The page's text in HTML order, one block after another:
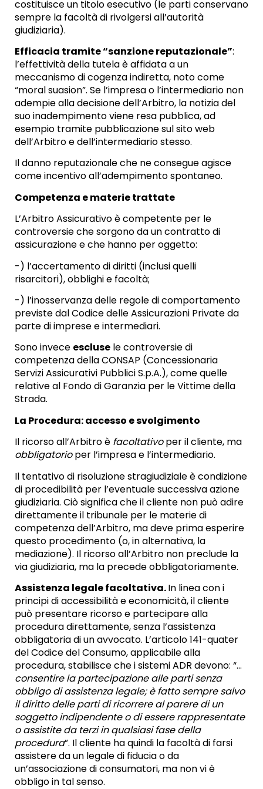
costituisce un titolo esecutivo (le parti conservano
sempre la facoltà di rivolgersi all’autorità
giudiziaria).
Efficacia tramite “sanzione reputazionale”:
l’effettività della tutela è affidata a un
meccanismo di cogenza indiretta, noto come
“moral suasion”. Se l’impresa o l’intermediario non
adempie alla decisione dell’Arbitro, la notizia del
suo inadempimento viene resa pubblica, ad
esempio tramite pubblicazione sul sito web
dell’Arbitro e dell’intermediario stesso.
Il danno reputazionale che ne consegue agisce
come incentivo all’adempimento spontaneo.
Competenza e materie trattate
L’Arbitro Assicurativo è competente per le
controversie che sorgono da un contratto di
assicurazione e che hanno per oggetto:
-) l’accertamento di diritti (inclusi quelli
risarcitori), obblighi e facoltà;
-) l’inosservanza delle regole di comportamento
previste dal Codice delle Assicurazioni Private da
parte di imprese e intermediari.
Sono invece escluse le controversie di
competenza della CONSAP (Concessionaria
Servizi Assicurativi Pubblici S.p.A.), come quelle
relative al Fondo di Garanzia per le Vittime della
Strada.
La Procedura: accesso e svolgimento
Il ricorso all’Arbitro è facoltativoper il cliente, ma
obbligatorioper l’impresa e l’intermediario.
Il tentativo di risoluzione stragiudiziale è condizione
di procedibilità per l’eventuale successiva azione
giudiziaria. Ciò significa che il cliente non può adire
direttamente il tribunale per le materie di
competenza dell’Arbitro, ma deve prima esperire
questo procedimento (o, in alternativa, la
mediazione). Il ricorso all’Arbitro non preclude la
via giudiziaria, ma la precede obbligatoriamente.
Assistenza legale facoltativa.In linea con i
principi di accessibilità e economicità, il cliente
può presentare ricorso e partecipare alla
procedura direttamente, senza l’assistenza
obbligatoria di un avvocato. L’articolo 141-quater
del Codice del Consumo, applicabile alla
procedura, stabilisce che i sistemi ADR devono: “…
consentire la partecipazione alle parti senza
obbligo di assistenza legale; è fatto sempre salvo
il diritto delle parti di ricorrere al parere di un
soggetto indipendente o di essere rappresentate
o assistite da terzi in qualsiasi fase della
procedura”. Il cliente ha quindi la facoltà di farsi
assistere da un legale di fiducia o da
un’associazione di consumatori, ma non vi è
obbligo in tal senso.